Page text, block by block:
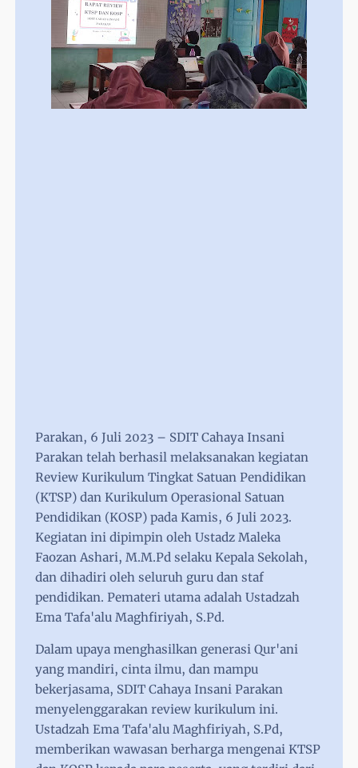
Parakan, 6 Juli 2023 – SDIT Cahaya Insani
Parakan telah berhasil melaksanakan kegiatan
Review Kurikulum Tingkat Satuan Pendidikan
(KTSP) dan Kurikulum Operasional Satuan
Pendidikan (KOSP) pada Kamis, 6 Juli 2023.
Kegiatan ini dipimpin oleh Ustadz Maleka
Faozan Ashari, M.M.Pd selaku Kepala Sekolah,
dan dihadiri oleh seluruh guru dan staf
pendidikan. Pemateri utama adalah Ustadzah
Ema Tafa'alu Maghfiriyah, S.Pd.
Dalam upaya menghasilkan generasi Qur'ani
yang mandiri, cinta ilmu, dan mampu
bekerjasama, SDIT Cahaya Insani Parakan
menyelenggarakan review kurikulum ini.
Ustadzah Ema Tafa'alu Maghfiriyah, S.Pd,
memberikan wawasan berharga mengenai KTSP